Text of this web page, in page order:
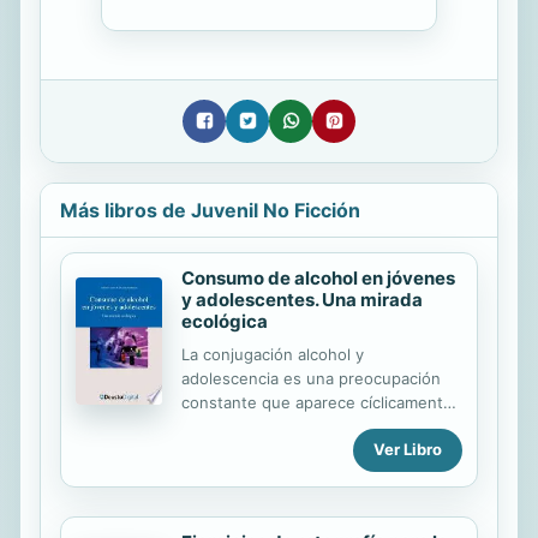
Más libros de Juvenil No Ficción
Consumo de alcohol en jóvenes
y adolescentes. Una mirada
ecológica
La conjugación alcohol y
adolescencia es una preocupación
constante que aparece cíclicamente
en el interés social. En algunas
ocasiones se visibiliza como un
problema de orden público, en otros
educativo, en otras ocasiones coge
Ver Libro